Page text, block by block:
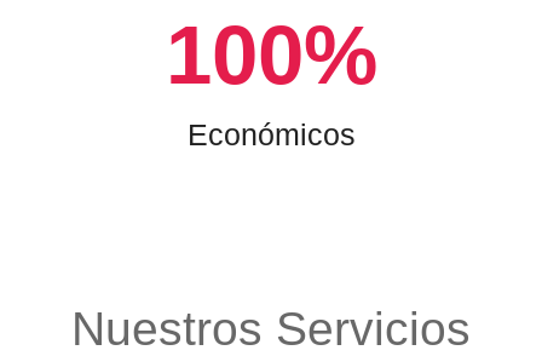
Económicos
100%
Nuestros Servicios